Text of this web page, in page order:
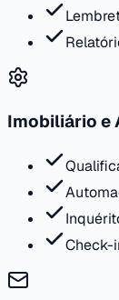
Imobiliário e
Check-